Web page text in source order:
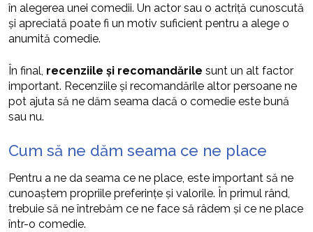
în alegerea unei comedii. Un actor sau o actriță cunoscută
și apreciată poate fi un motiv suficient pentru a alege o
anumită comedie.
În final, recenziile și recomandările sunt un alt factor
important. Recenziile și recomandările altor persoane ne
pot ajuta să ne dăm seama dacă o comedie este bună
sau nu.
Cum să ne dăm seama ce ne place
Pentru a ne da seama ce ne place, este important să ne
cunoaștem propriile preferințe și valorile. În primul rând,
trebuie să ne întrebăm ce ne face să râdem și ce ne place
într-o comedie.